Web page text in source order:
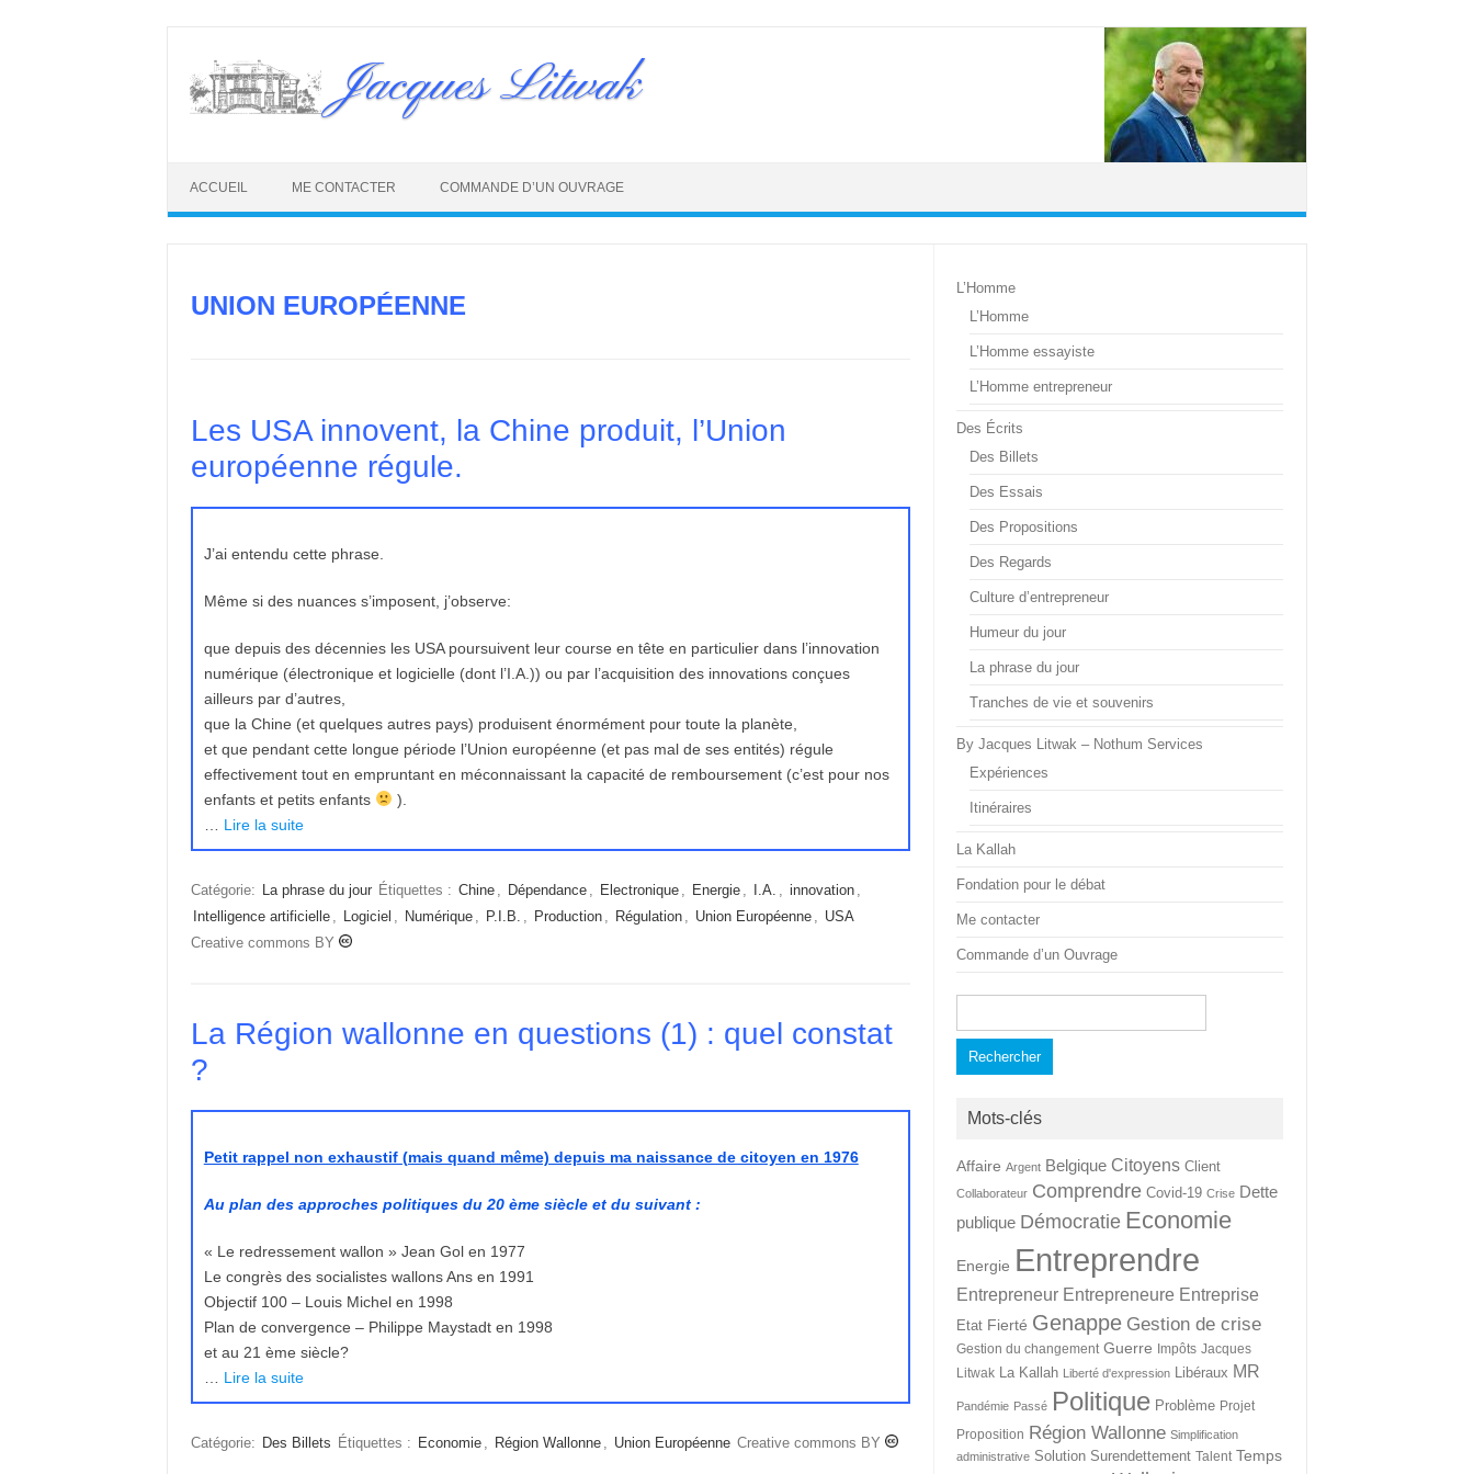
content
Jacques Litwak
ACCUEIL ME CONTACTER COMMANDE D’UN OUVRAGE
UNION EUROPÉENNE
Les USA innovent, la Chine produit, l’Union
européenne régule.
J’ai entendu cette phrase.
Même si des nuances s’imposent, j’observe:
que depuis des décennies les USA poursuivent leur course en tête en particulier dans l’innovation
numérique (électronique et logicielle (dont l’I.A.)) ou par l’acquisition des innovations conçues
ailleurs par d’autres,
que la Chine (et quelques autres pays) produisent énormément pour toute la planète,
et que pendant cette longue période l’Union européenne (et pas mal de ses entités) régule
effectivement tout en empruntant en méconnaissant la capacité de remboursement (c’est pour nos
enfants et petits enfants
).
Lire la suite
Catégorie: La phrase du jour Étiquettes : Chine , Dépendance , Electronique , Energie , I.A. , innovation ,
Intelligence artificielle , Logiciel , Numérique , P.I.B. , Production , Régulation , Union Européenne , USA
Creative commons BY
La Région wallonne en questions (1) : quel constat
?
Petit rappel non exhaustif (mais quand même) depuis ma naissance de citoyen en 1976
Au plan des approches politiques du 20 ème siècle et du suivant :
« Le redressement wallon » Jean Gol en 1977
Le congrès des socialistes wallons Ans en 1991
Objectif 100 – Louis Michel en 1998
Plan de convergence – Philippe Maystadt en 1998
et au 21 ème siècle?
Lire la suite
Catégorie: Des Billets Étiquettes : Economie , Région Wallonne , Union Européenne Creative commons BY
L’Homme
L’Homme
L’Homme essayiste
L’Homme entrepreneur
Des Écrits
Des Billets
Des Essais
Des Propositions
Des Regards
Culture d’entrepreneur
Humeur du jour
La phrase du jour
Tranches de vie et souvenirs
By Jacques Litwak – Nothum Services
Expériences
Itinéraires
La Kallah
Fondation pour le débat
Me contacter
Commande d’un Ouvrage
Mots-clés
Affaire Argent Belgique Citoyens Client
Collaborateur Comprendre Covid-19 Crise Dette
publique Démocratie Economie
Energie Entreprendre
Entrepreneur Entrepreneure Entreprise
Etat Fierté Genappe Gestion de crise
Gestion du changement Guerre Impôts Jacques
Litwak La Kallah Liberté d'expression Libéraux MR
Pandémie Passé Politique Problème Projet
Proposition Région Wallonne Simplification
administrative Solution Surendettement Talent Temps